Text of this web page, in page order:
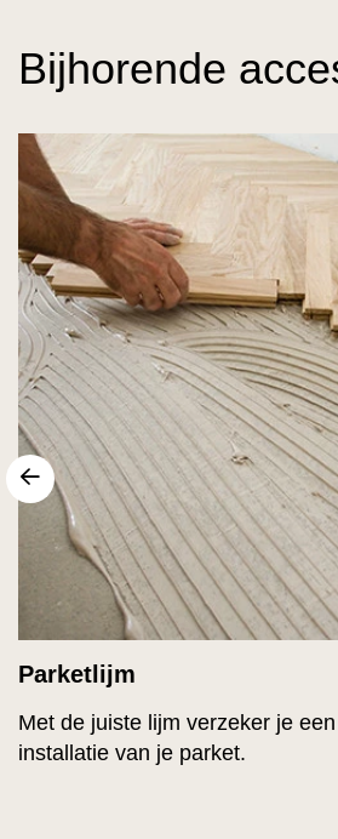
Bijhorende
Parketlijm
Met de juiste lijm verzeker je
installatie van je parket.
Vorige